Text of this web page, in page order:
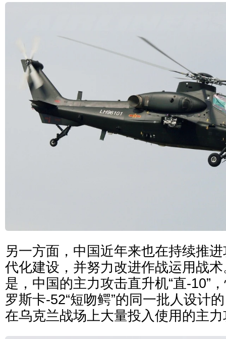
另一方面，中国近年来也在持续推
代化建设，并努力改进作战运用战
是，中国的主力攻击直升机“直-10”
罗斯卡-52“短吻鳄”的同一批人设计
在乌克兰战场上大量投入使用的主